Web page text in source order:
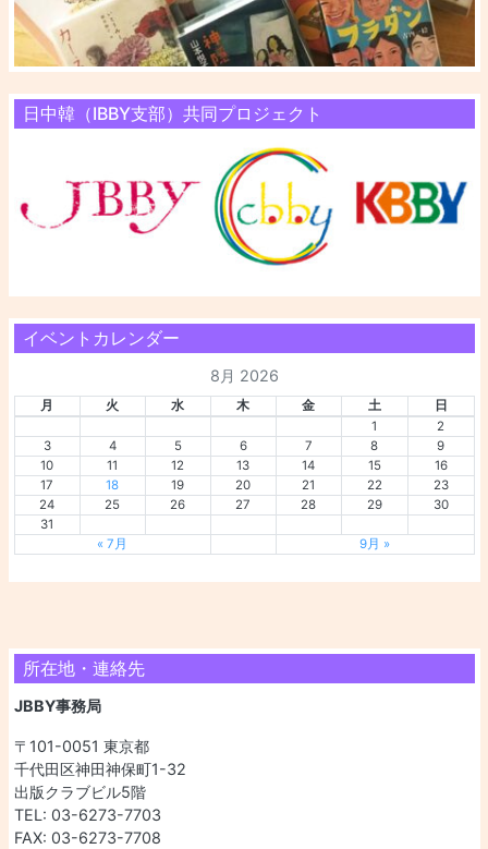
日中韓（IBBY支部）共同プロジェクト
イベントカレンダー
8月 2026
月 火 水 木 金 土
日
1
2
3
4 5 6 7 8
9
10
11 12 13 14 15
16
17
18 19 20 21 22
23
24
25 26 27 28 29
30
31
« 7月
9月 »
所在地・連絡先
JBBY事務局
〒101-0051 東京都
千代田区神田神保町1-32
出版クラブビル5階
TEL: 03-6273-7703
FAX: 03-6273-7708